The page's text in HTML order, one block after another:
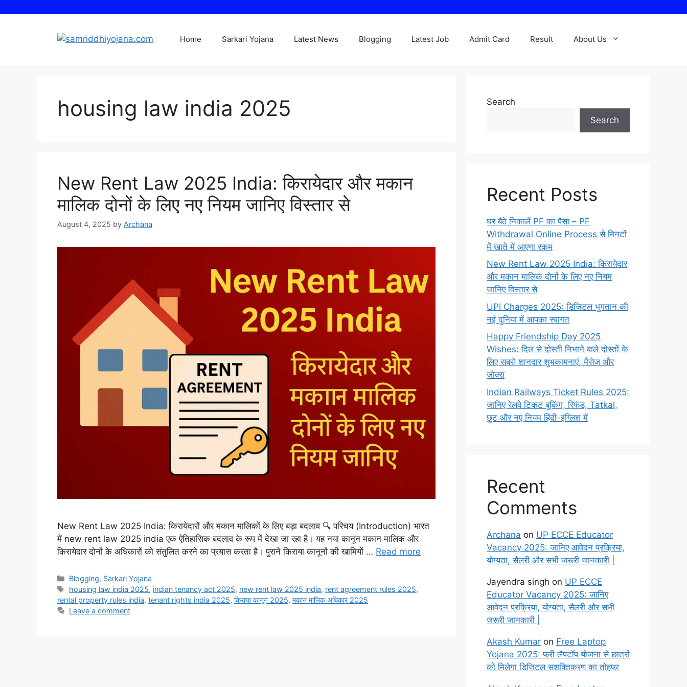
Home Sarkari Yojana Latest News Blogging Latest Job Admit Card Result About Us
housing law india 2025
New Rent Law 2025 India: किरायेदार और मकान
मालिक दोनों के लिए नए नियम जानिए विस्तार से
August 4, 2025 by Archana
New Rent Law 2025 India: किरायेदारों और मकान मालिकों के लिए बड़ा बदलाव 🔍 परिचय (Introduction) भारत
में new rent law 2025 india एक ऐतिहासिक बदलाव के रूप में देखा जा रहा है। यह नया कानून मकान मालिक और
किरायेदार दोनों के अधिकारों को संतुलित करने का प्रयास करता है। पुराने किराया कानूनों की खामियों … Read more
Categories
Blogging, Sarkari Yojana
Tags
housing law india 2025, indian tenancy act 2025, new rent law 2025 india, rent agreement rules 2025,
rental property rules india, tenant rights india 2025, किराया कानून 2025, मकान मालिक अधिकार 2025
Leave a comment
Search
Search
Recent Posts
घर बैठे निकालें PF का पैसा – PF
Withdrawal Online Process से मिनटों
में खाते में आएगा रकम
New Rent Law 2025 India: किरायेदार
और मकान मालिक दोनों के लिए नए नियम
जानिए विस्तार से
UPI Charges 2025: डिजिटल भुगतान की
नई दुनिया में आपका स्वागत
Happy Friendship Day 2025
Wishes: दिल से दोस्ती निभाने वाले दोस्‍तों के
लिए सबसे शानदार शुभकामनाएं, मैसेज और
जोक्स
Indian Railways Ticket Rules 2025:
जानिए रेलवे टिकट बुकिंग, रिफंड, Tatkal,
छूट और नए नियम हिंदी-इंग्लिश में
Recent
Comments
Archana on UP ECCE Educator
Vacancy 2025: जानिए आवेदन प्रक्रिया,
योग्यता, सैलरी और सभी जरूरी जानकारी |
Jayendra singh on UP ECCE
Educator Vacancy 2025: जानिए
आवेदन प्रक्रिया, योग्यता, सैलरी और सभी
जरूरी जानकारी |
Akash Kumar on Free Laptop
Yojana 2025: फ्री लैपटॉप योजना से छात्रों
को मिलेगा डिजिटल सशक्तिकरण का तोहफा